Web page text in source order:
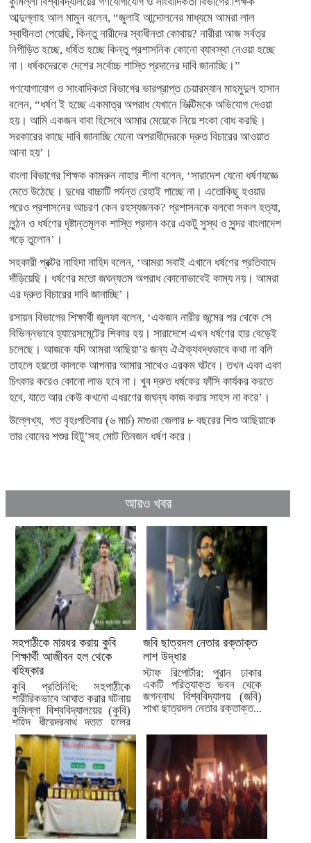
আব্দুল্লাহ আল মামুন বলেন, “জুলাই আন্দোলনের মাধ্যমে আমরা লাল
স্বাধীনতা পেয়েছি, কিন্তু নারীদের স্বাধীনতা কোথায়? নারীরা আজ সর্বত্র
নিপীড়িত হচ্ছে, ধর্ষিত হচ্ছে কিন্তু প্রশাসনিক কোনো ব্যাবস্থা নেওয়া হচ্ছে
না। ধর্ষকদেরকে দেশের সর্বোচ্চ শাস্তি প্রদানের দাবি জানাচ্ছি।”
গণযোগাযোগ ও সাংবাদিকতা বিভাগের ভারপ্রাপ্ত চেয়ারম্যান মাহমুদুল হাসান
বলেন, “ধর্ষণ ই হচ্ছে একমাত্র অপরাধ যেখানে ভিক্টিমকে অভিযোগ দেওয়া
হয়। আমি একজন বাবা হিসেবে আমার মেয়েকে নিয়ে শংকা বোধ করছি।
সরকারের কাছে দাবি জানাচ্ছি যেনো অপরাধীদেরকে দ্রুত বিচারের আওয়াত
আনা হয়’।
বাংলা বিভাগের শিক্ষক কামরুন নাহার শীলা বলেন, ‘সারাদেশ যেনো ধর্ষণযজ্ঞে
মেতে উঠেছে। দুধের বাচ্চাটি পর্যন্ত রেহাই পাচ্ছে না। এতোকিছু হওয়ার
পরেও প্রশাসনের আচরণ কেন রহস্যজনক? প্রশাসনকে বলবো সকল হত্যা,
লুন্ঠন ও ধর্ষণের দৃষ্টান্তমূলক শাস্তি প্রদান করে একটু সুস্থ ও সুন্দর বাংলাদেশ
গড়ে তুলোন’।
সহকারী প্রক্টর নাহিদা নাহিদ বলেন, ‘আমরা সবাই এখানে ধর্ষণের প্রতিবাদে
দাঁড়িয়েছি। ধর্ষণের মতো জঘন্যতম অপরাধ কোনোভাবেই কাম্য নয়। আমরা
এর দ্রুত বিচারের দাবি জানাচ্ছি’।
রসায়ন বিভাগের শিক্ষার্থী জুলফা বলেন, ‘একজন নারীর জন্মের পর থেকে সে
বিভিন্নভাবে হ্যারেসমেন্টের শিকার হয়। সারাদেশে এখন ধর্ষণের হার বেড়েই
চলেছে। আজকে যদি আমরা আছিয়া’র জন্য ঐঐক্যবদ্ধভাবে কথা না বলি
তাহলে হয়তো কালকে আপনার আমার সাথেও এরকম ঘটবে। তখন একা একা
চিৎকার করেও কোনো লাভ হবে না। খুব দ্রুত ধর্ষকের ফাঁসি কার্যকর করতে
হবে, যাতে আর কেউ কখনো এধরণের জঘন্য কাজ করার সাহস না করে’।
উল্লেখ্য, গত বৃহঃপতিবার (৬ মার্চ) মাগুরা জেলার ৮ বছরের শিশু আছিয়াকে
তার বোনের শশুর হিটু’সহ মোট তিনজন ধর্ষণ করে।
আরও খবর
সহপাঠীকে মারধর করায় কুবি
শিক্ষার্থী আজীবন হল থেকে
বহিষ্কার
কুবি প্রতিনিধি: সহপাঠীকে
শারীরিকভাবে আঘাত করার ঘটনায়
কুমিল্লা বিশ্ববিদ্যালয়ের (কুবি)
শহিদ ধীরেন্দ্রনাথ দত্ত হলের
আবাসিক...
জবি ছাত্রদল নেতার রক্তাক্ত
লাশ উদ্ধার
স্টাফ রিপোর্টার: পুরান ঢাকার
একটি পরিত্যাক্ত ভবন থেকে
জগন্নাথ বিশ্ববিদ্যালয় (জবি)
শাখা ছাত্রদল নেতার রক্তাক্ত...